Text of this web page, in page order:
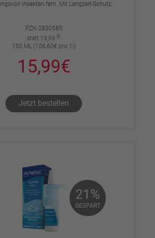
Insekten fern. Mit Langzeit-Schutz.
PZN 2830585
statt 19,99 3)
150 ML (106,60€ pro 1l)
15,99€
Jetzt bestellen
21%
GESPART
21%
GESPART